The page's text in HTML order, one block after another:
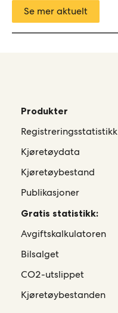
Se mer aktuelt
Produkter
Registreringsstatistikk
Kjøretøydata
Kjøretøybestand
Publikasjoner
Gratis statistikk:
Avgiftskalkulatoren
Bilsalget
CO2-utslippet
Kjøretøybestanden